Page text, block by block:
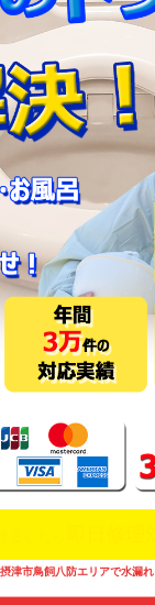
津市鳥飼八防エリアで水漏れ